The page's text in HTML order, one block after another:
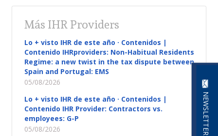
NEWSLETTER
Más IHR Providers
Lo + visto IHR de este año · Contenidos |
Contenido IHRproviders: Non-Habitual Residents
Regime: a new twist in the tax dispute between
Spain and Portugal: EMS
05/08/2026
Lo + visto IHR de este año · Contenidos |
Contenido IHR Provider: Contractors vs.
employees: G-P
05/08/2026